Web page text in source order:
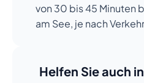
von 30 bis 45 Minuten
am See, je nach
Helfen Sie auch in